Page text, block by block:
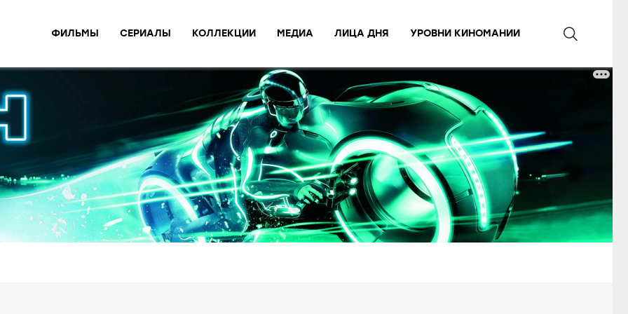
ФИЛЬМЫ СЕРИАЛЫ КОЛЛЕКЦИИ МЕДИА ЛИЦА ДНЯ УРОВНИ КИНОМАНИИ